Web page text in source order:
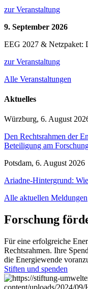
zur Veranstaltung
9. September 2026
EEG 2027 & Netzpaket:
zur Veranstaltung
Alle Veranstaltungen
Aktuelles
Würzburg, 6. August
Den Rechtsrahmen der
Beteiligung am
Potsdam, 6. August 2026
Ariadne-Hintergrund:
Alle aktuellen Meldungen
Forschung
Für eine erfolgreiche
Rechtsrahmen. Ihre
die Energiewende
Stiften und spenden